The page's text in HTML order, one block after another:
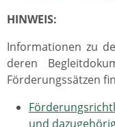
HINWEIS:
Informationen zu
deren
Förderungssätzen
und